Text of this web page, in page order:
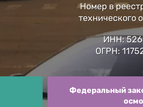
Номер в
технического
ИНН:
ОГРН:
Федеральный